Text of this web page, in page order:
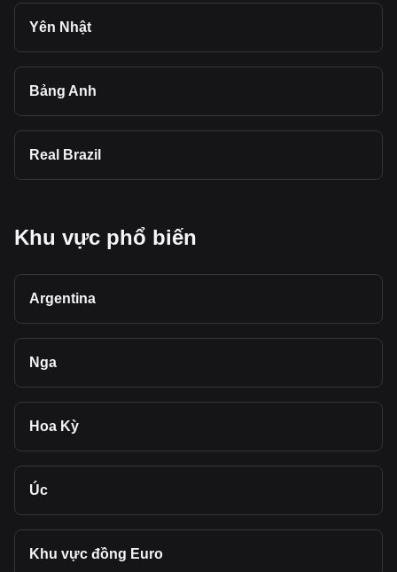
Yên Nhật
Bảng Anh
Real Brazil
Khu vực phổ biến
Argentina
Nga
Hoa Kỳ
Úc
Khu vực đồng Euro